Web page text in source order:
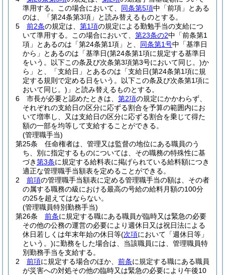
準用する。
この場合において、 同条第5項中「前項」とある
のは、「第24条第3項」と読み替えるものとする。
5
前2条の規定は、 第1項の規定による勤勉手当の支給につ
いて準用する。
この場合において、 第23条の2中「前条第1
項」とあるのは「第24条第1項」と、 同条第1号中「基準日
から」とあるのは「基準日(第24条第1項に規定する基準日
をいう。以下この条及び次条第3項第3号において同じ。)か
ら」と、「支給日」とあるのは「支給日(第24条第1項に規
定する規則で定める日をいう。以下この条及び次条第1項に
おいて同じ。) 」と読み替えるものとする。
6
市長が必要と認めたときは、 第2項の規定にかかわらず、
それぞれの支給日の区分に応ずる割合を予算の範囲内にお
いて増率し、又は支給日の区分に応ずる割合を乗じて得た
額の一部を均等して支給することができる。
(管理職手当)
第25条
任命権者は、管理又は監督の地位にある職員のう
ち、別に指定するものについては、その職務の特殊性に基
づき第3条に規定する給料表に掲げられている給料額につき
適正な管理職手当額表を定めることができる。
2
前項の管理職手当額表に定める管理職手当の額は、その者
の属する職務の級における最高の号給の給料月額の100分
の25を超えてはならない。
(管理職員特別勤務手当)
第26条
前条に規定する職にある職員が臨時又は緊急の必要
その他の公務の運営の必要により週休日又は祝日法による
休日若しくは年末年始の休日等(次項において「週休日等」
という。)に勤務をした場合は、当該職員には、管理職員特
別勤務手当を支給する。
2
前項に規定する場合のほか、 前条に規定する職にある職員
が災害への対処その他の臨時又は緊急の必要により午後10